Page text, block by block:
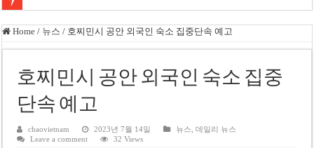
쩐 타인 먼 베트남 국회의장 “외교 성과, 국가 위상 제고에 크게 기여”
싱가포르 하오마트, 마지막 프리미엄 매장 폐점… 적자·소송 악재 속 사업 축
베트남 은행 분기 순이익 1조 동 시대…비엣콤뱅크 등 5곳 돌파
PNJ, 다이아몬드 밀수 여파에 2분기 적자… 10월 임시 주총 개최
케펠, 투티엠 엠파이어시티 지분 전량 2억7000만 달러에 매각
Home / 뉴스 / 호찌민시 공안 외국인 숙소 집중단속 예고
호찌민시 공안 외국인 숙소 집중
단속 예고
chaovietnam 2023년 7월 14일 뉴스 ,데일리 뉴스
Leave a comment
32 Views